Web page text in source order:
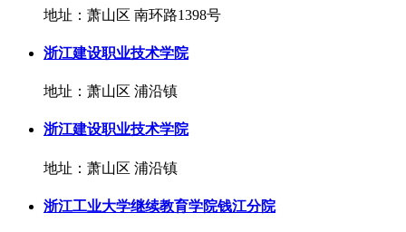
地址：萧山区 南环路1398号
浙江建设职业技术学院
地址：萧山区 浦沿镇
浙江建设职业技术学院
地址：萧山区 浦沿镇
浙江工业大学继续教育学院钱江分院